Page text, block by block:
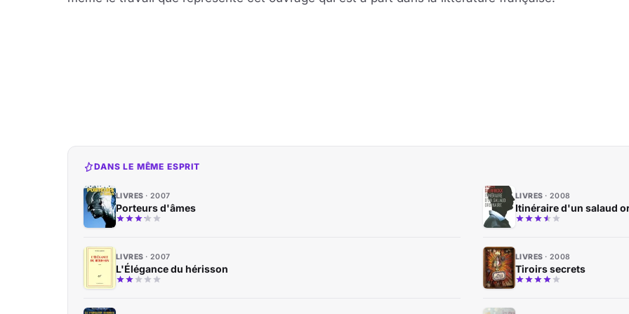
DANS LE MÊME ESPRIT
LIVRES 2007
Porteurs d'âmes
LIVRES 2008
Itinéraire d'un salaud
LIVRES 2007
L'Élégance du hérisson
LIVRES 2008
Tiroirs secrets